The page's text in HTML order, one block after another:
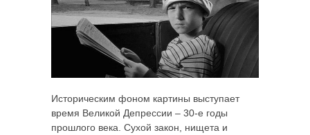
Историческим фоном картины выступает
время Великой Депрессии – 30-е годы
прошлого века. Сухой закон, нищета и